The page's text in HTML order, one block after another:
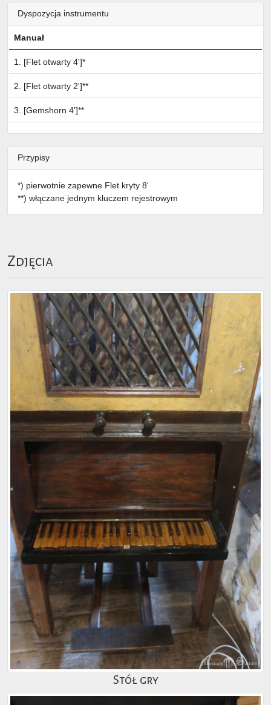
Dyspozycja instrumentu
Manuał
1. [Flet otwarty 4']*
2. [Flet otwarty 2']**
3. [Gemshorn 4']**
Przypisy
*) pierwotnie zapewne Flet kryty 8'
**) włączane jednym kluczem rejestrowym
Zdjęcia
Stół gry